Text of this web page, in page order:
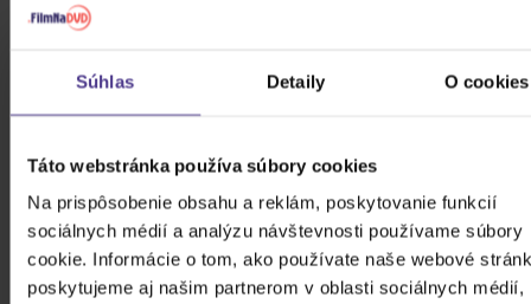
Súhlas Detaily O cookies
Táto webstránka používa súbory cookies
Na prispôsobenie obsahu a reklám, poskytovanie funkcií
sociálnych médií a analýzu návštevnosti používame súbory
cookie. Informácie o tom, ako používate naše webové
poskytujeme aj našim partnerom v oblasti sociálnych médií,